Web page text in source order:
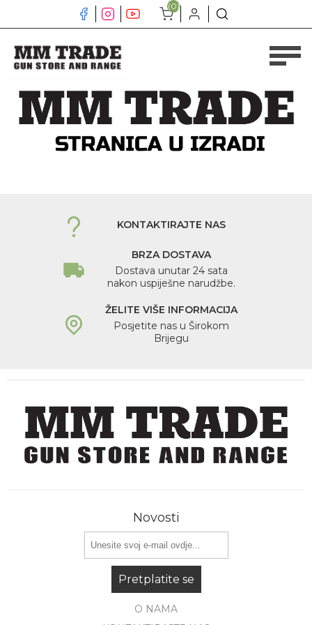
(0)
KONTAKTIRAJTE NAS
BRZA DOSTAVA
Dostava unutar 24 sata
nakon uspiješne narudžbe.
ŽELITE VIŠE INFORMACIJA
Posjetite nas u Širokom
Brijegu
Novosti
Pretplatite se
O NAMA